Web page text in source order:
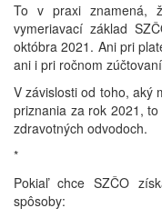
To v praxi znamená,
vymeriavací základ
októbra 2021. Ani pri
ani i pri ročnom
V závislosti od toho, aký
priznania za rok 2021,
zdravotných odvodoch.
*
Pokiaľ chce SZČO
spôsoby: